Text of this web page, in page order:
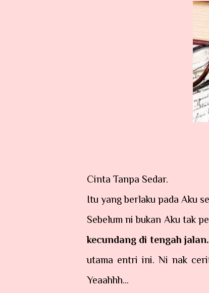
Cinta Tanpa Sedar.
Itu yang berlaku pada Aku
Sebelum ni bukan Aku tak
kecundang di tengah
utama entri ini. Ni nak
Yeaahhh...